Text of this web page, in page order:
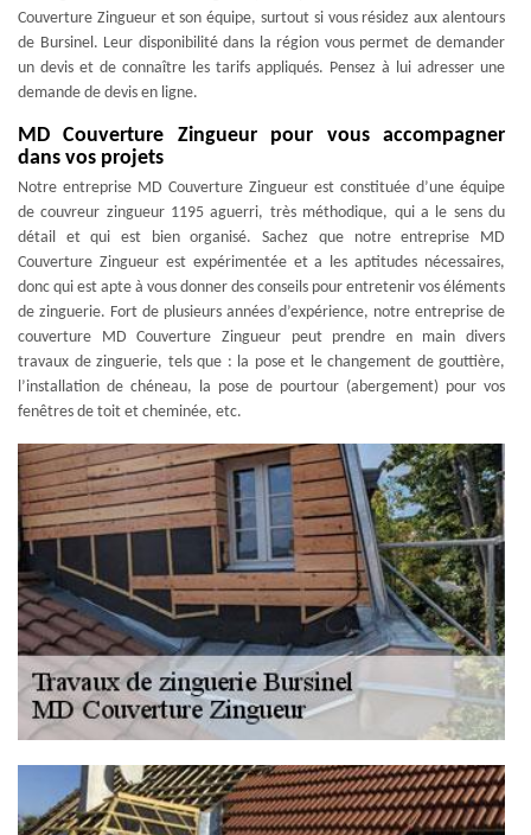
Couverture Zingueur et son équipe, surtout si vous résidez aux alentours
de Bursinel. Leur disponibilité dans la région vous permet de demander
un devis et de connaître les tarifs appliqués. Pensez à lui adresser une
demande de devis en ligne.
MD Couverture Zingueur pour vous accompagner
dans vos projets
Notre entreprise MD Couverture Zingueur est constituée d’une équipe
de couvreur zingueur 1195 aguerri, très méthodique, qui a le sens du
détail et qui est bien organisé. Sachez que notre entreprise MD
Couverture Zingueur est expérimentée et a les aptitudes nécessaires,
donc qui est apte à vous donner des conseils pour entretenir vos éléments
de zinguerie. Fort de plusieurs années d’expérience, notre entreprise de
couverture MD Couverture Zingueur peut prendre en main divers
travaux de zinguerie, tels que : la pose et le changement de gouttière,
l’installation de chéneau, la pose de pourtour (abergement) pour vos
fenêtres de toit et cheminée, etc.